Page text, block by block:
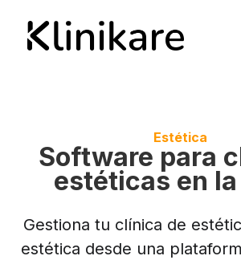
Estética
Software para
estéticas en
Gestiona tu clínica de
estética desde una